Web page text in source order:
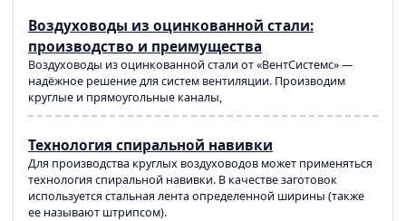
Воздуховоды из оцинкованной стали:
производство и преимущества
Воздуховоды из оцинкованной стали от «ВентСистемс» —
надёжное решение для систем вентиляции. Производим
круглые и прямоугольные каналы,
Технология спиральной навивки
Для производства круглых воздуховодов может применяться
технология спиральной навивки. В качестве заготовок
используется стальная лента определенной ширины (также
ее называют штрипсом).